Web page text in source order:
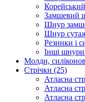
Замшевий
Шнур
Шнур
Резинки і
Інші шнури
Молди,
Стрічки (25)
Атласна
Атласна
Атласна